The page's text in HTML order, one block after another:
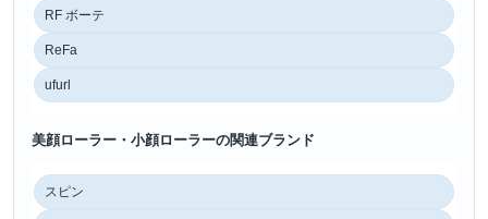
RF ボーテ
ReFa
ufurl
美顔ローラー・小顔ローラーの関連ブランド
スピン